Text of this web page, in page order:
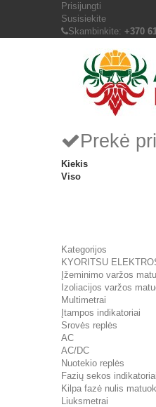
Prisijungti
Susisiekite
Skambinkite: +370
Prekė
Kiekis
Viso
Kategorijos
KYORITSU
Įžeminimo varžos
Izoliacijos varžos
Multimetrai
Įtampos indikatoriai
Srovės replės
AC
AC/DC
Nuotekio replės
Fazių sekos indikatoriai
Kilpa fazė nulis
Liuksmetrai